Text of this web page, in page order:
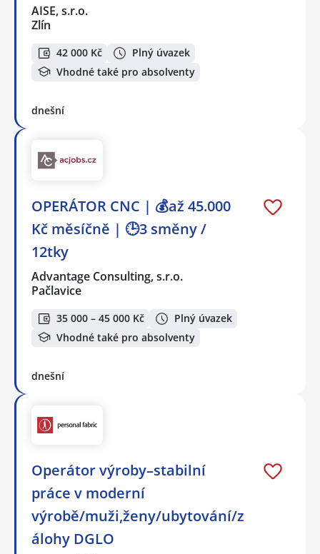
AISE, s.r.o.
Zlín
42 000 Kč
Plný úvazek
Vhodné také pro absolventy
dnešní
OPERÁTOR CNC | 💰až 45.000
Kč měsíčně | 🕒3 směny /
12tky
Advantage Consulting, s.r.o.
Pačlavice
35 000 – 45 000 Kč
Plný úvazek
Vhodné také pro absolventy
dnešní
Operátor výroby–stabilní
práce v moderní
výrobě/muži,ženy/ubytování/z
álohy DGLO